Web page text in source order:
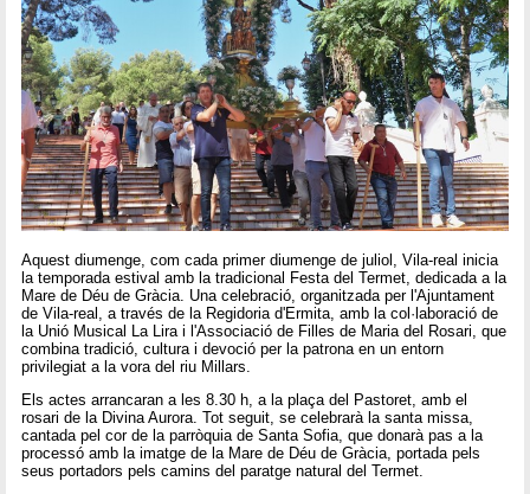
Aquest diumenge, com cada primer diumenge de juliol, Vila-real inicia
la temporada estival amb la tradicional Festa del Termet, dedicada a la
Mare de Déu de Gràcia. Una celebració, organitzada per l'Ajuntament
de Vila-real, a través de la Regidoria d'Ermita, amb la col·laboració de
la Unió Musical La Lira i l'Associació de Filles de Maria del Rosari, que
combina tradició, cultura i devoció per la patrona en un entorn
privilegiat a la vora del riu Millars.
Els actes arrancaran a les 8.30 h, a la plaça del Pastoret, amb el
rosari de la Divina Aurora. Tot seguit, se celebrarà la santa missa,
cantada pel cor de la parròquia de Santa Sofia, que donarà pas a la
processó amb la imatge de la Mare de Déu de Gràcia, portada pels
seus portadors pels camins del paratge natural del Termet.